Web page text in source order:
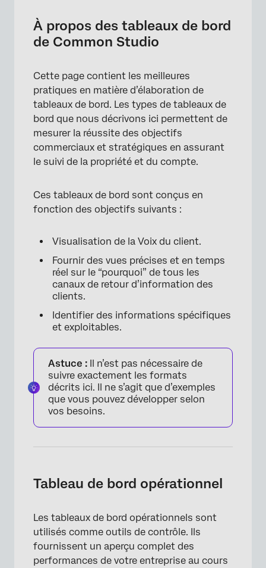
Tableau de bord opérationnel
Tableau de bord stratégique
À propos des tableaux de bord
de Common Studio
Cette page contient les meilleures
pratiques en matière d’élaboration de
tableaux de bord. Les types de tableaux de
bord que nous décrivons ici permettent de
mesurer la réussite des objectifs
commerciaux et stratégiques en assurant
le suivi de la propriété et du compte.
Ces tableaux de bord sont conçus en
fonction des objectifs suivants :
Visualisation de la Voix du client.
Fournir des vues précises et en temps
réel sur le “pourquoi” de tous les
canaux de retour d’information des
clients.
Identifier des informations spécifiques
et exploitables.
Astuce : Il n’est pas nécessaire de
suivre exactement les formats
décrits ici. Il ne s’agit que d’exemples
que vous pouvez développer selon
vos besoins.
Tableau de bord opérationnel
Les tableaux de bord opérationnels sont
utilisés comme outils de contrôle. Ils
fournissent un aperçu complet des
performances de votre entreprise au cours